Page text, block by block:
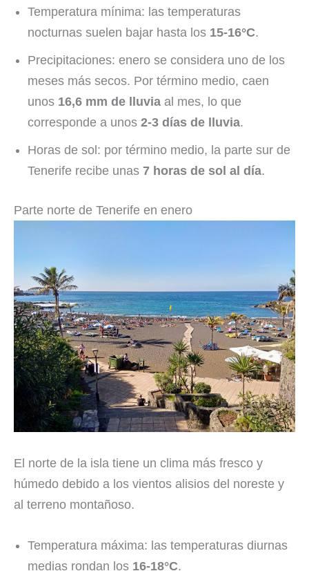
Temperatura mínima: las temperaturas
nocturnas suelen bajar hasta los 15-16°C.
Precipitaciones: enero se considera uno de los
meses más secos. Por término medio, caen
unos 16,6 mm de lluvia al mes, lo que
corresponde a unos 2-3 días de lluvia.
Horas de sol: por término medio, la parte sur de
Tenerife recibe unas 7 horas de sol al día.
Parte norte de Tenerife en enero
El norte de la isla tiene un clima más fresco y
húmedo debido a los vientos alisios del noreste y
al terreno montañoso.
Temperatura máxima: las temperaturas diurnas
medias rondan los 16-18°C.